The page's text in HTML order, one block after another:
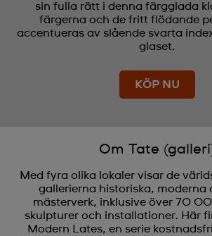
sin fulla rätt i denna färgglada
färgerna och de fritt flödande
accentueras av slående svarta
glaset.
KÖP NU
Om Tate
Med fyra olika lokaler visar de
gallerierna historiska, moderna
mästerverk, inklusive över 70
skulpturer och installationer. Här
Modern Lates, en serie